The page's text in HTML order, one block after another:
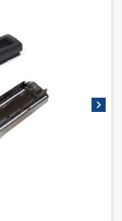
chevron_right